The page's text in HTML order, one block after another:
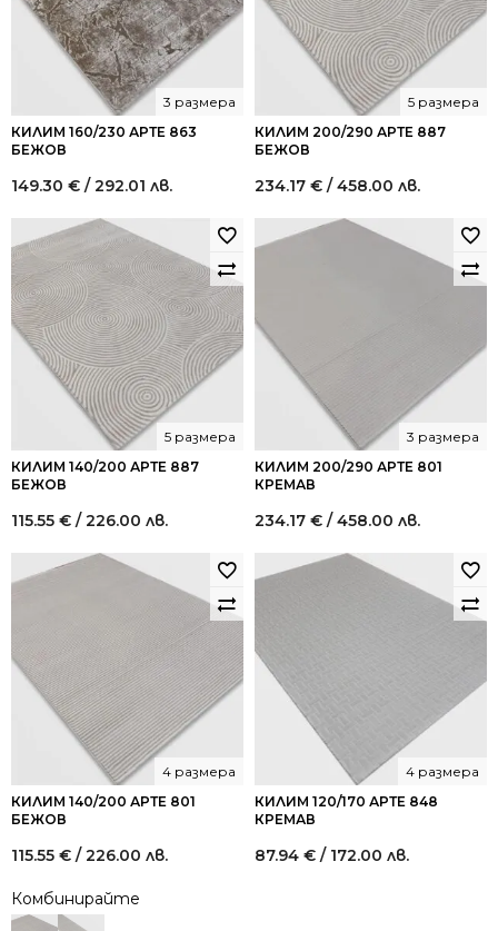
КИЛИМ 160/230 АРТЕ 863
БЕЖОВ
3 размера
149.30 € / 292.01 лв.
КИЛИМ 200/290 АРТЕ 887
БЕЖОВ
5 размера
234.17 € / 458.00 лв.
КИЛИМ 140/200 АРТЕ 887
БЕЖОВ
5 размера
115.55 € / 226.00 лв.
КИЛИМ 200/290 АРТЕ 801
КРЕМАВ
3 размера
234.17 € / 458.00 лв.
КИЛИМ 140/200 АРТЕ 801
БЕЖОВ
4 размера
115.55 € / 226.00 лв.
Комбинирайте
КИЛИМ 120/170 АРТЕ 848
КРЕМАВ
4 размера
87.94 € / 172.00 лв.